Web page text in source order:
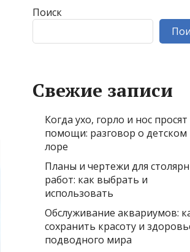
Поиск
Свежие записи
Когда ухо, горло и нос просят
помощи: разговор о детском
лоре
Планы и чертежи для
работ: как выбрать и
использовать
Обслуживание аквариумов:
сохранить красоту и
подводного мира